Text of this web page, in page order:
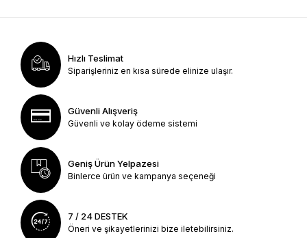
Hızlı Teslimat
Siparişleriniz en kısa sürede elinize ulaşır.
Güvenli Alışveriş
Güvenli ve kolay ödeme sistemi
Geniş Ürün Yelpazesi
Binlerce ürün ve kampanya seçeneği
7 / 24 DESTEK
Öneri ve şikayetlerinizi bize iletebilirsiniz.